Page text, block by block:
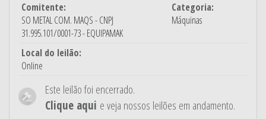
Comitente:
SO METAL COM. MAQS - CNPJ
31.995.101/0001-73 - EQUIPAMAK
Categoria:
Máquinas
Local do leilão:
Online
Este leilão foi encerrado.
Clique aqui e veja nossos leilões em andamento.